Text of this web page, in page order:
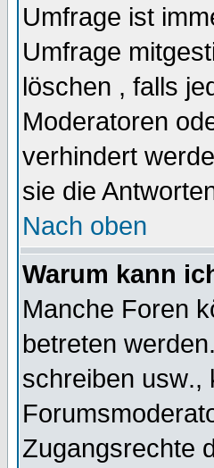
Umfrage ist
Umfrage
löschen , falls
Moderatoren
verhindert
sie die
Nach oben
Warum kann
Manche Foren
betreten
schreiben usw.,
Zugangsrechte